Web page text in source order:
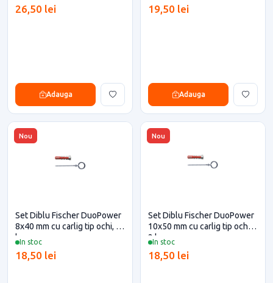
26,50 lei
Adauga
19,50 lei
Adauga
Nou
In stoc
Set Diblu Fischer DuoPower
8x40 mm cu carlig tip ochi, 2
buc
18,50 lei
Nou
In stoc
Set Diblu Fischer DuoPower
10x50 mm cu carlig tip ochi,
2 buc
18,50 lei